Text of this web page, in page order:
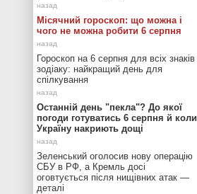
Місячний гороскоп: що можна і
чого не можна робити 6 серпня
Гороскоп на 6 серпня для всіх знаків
зодіаку: найкращий день для
спілкування
Останній день "пекла"? До якої
погоди готуватись 6 серпня й коли
Україну накриють дощі
Зеленський оголосив нову операцію
СБУ в РФ, а Кремль досі
оговтується після нищівних атак —
деталі